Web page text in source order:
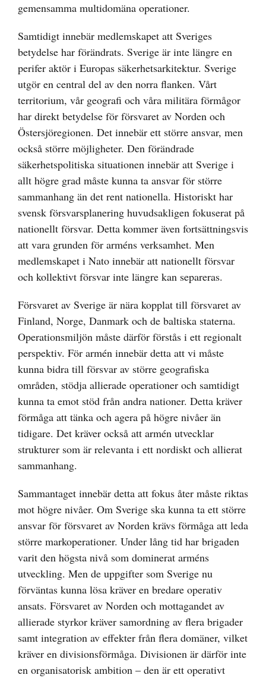
gemensamma multidomäna operationer.
Samtidigt innebär medlemskapet att Sveriges
betydelse har förändrats. Sverige är inte längre en
perifer aktör i Europas säkerhetsarkitektur. Sverige
utgör en central del av den norra flanken. Vårt
territorium, vår geografi och våra militära förmågor
har direkt betydelse för försvaret av Norden och
Östersjöregionen. Det innebär ett större ansvar, men
också större möjligheter. Den förändrade
säkerhetspolitiska situationen innebär att Sverige i
allt högre grad måste kunna ta ansvar för större
sammanhang än det rent nationella. Historiskt har
svensk försvarsplanering huvudsakligen fokuserat på
nationellt försvar. Detta kommer även fortsättningsvis
att vara grunden för arméns verksamhet. Men
medlemskapet i Nato innebär att nationellt försvar
och kollektivt försvar inte längre kan separeras.
Försvaret av Sverige är nära kopplat till försvaret av
Finland, Norge, Danmark och de baltiska staterna.
Operationsmiljön måste därför förstås i ett regionalt
perspektiv. För armén innebär detta att vi måste
kunna bidra till försvar av större geografiska
områden, stödja allierade operationer och samtidigt
kunna ta emot stöd från andra nationer. Detta kräver
förmåga att tänka och agera på högre nivåer än
tidigare. Det kräver också att armén utvecklar
strukturer som är relevanta i ett nordiskt och allierat
sammanhang.
Sammantaget innebär detta att fokus åter måste riktas
mot högre nivåer. Om Sverige ska kunna ta ett större
ansvar för försvaret av Norden krävs förmåga att leda
större markoperationer. Under lång tid har brigaden
varit den högsta nivå som dominerat arméns
utveckling. Men de uppgifter som Sverige nu
förväntas kunna lösa kräver en bredare operativ
ansats. Försvaret av Norden och mottagandet av
allierade styrkor kräver samordning av flera brigader
samt integration av effekter från flera domäner, vilket
kräver en divisionsförmåga. Divisionen är därför inte
en organisatorisk ambition – den är ett operativt